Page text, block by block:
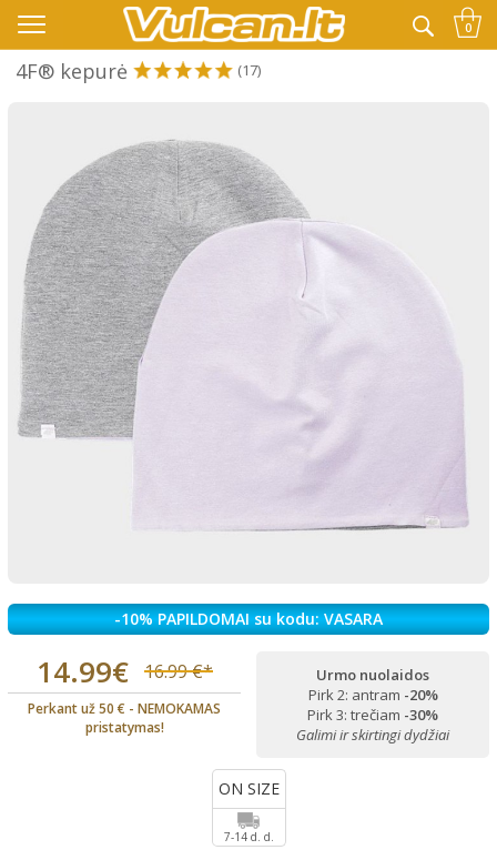
👉 -10% KODAS VISKAM PAPILDOMAI: VASARA 0
4F® kepurė (17)
-10% PAPILDOMAI su kodu: VASARA
14.99€ 16.99 €*
Perkant už 50 € - NEMOKAMAS
pristatymas!
Urmo nuolaidos
Pirk 2: antram -20%
Pirk 3: trečiam -30%
Galimi ir skirtingi dydžiai
ON SIZE
7-14 d. d.